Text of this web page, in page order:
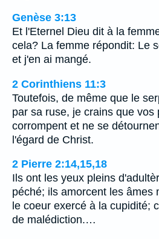
Genèse 3:13
Et l'Eternel Dieu dit à la
cela? La femme répondit: Le
et j'en ai mangé.
2 Corinthiens 11:3
Toutefois, de même que le
par sa ruse, je crains que vos
corrompent et ne se
l'égard de Christ.
2 Pierre 2:14,15,18
Ils ont les yeux pleins
péché; ils amorcent les âmes
le coeur exercé à la cupidité;
de malédiction.…